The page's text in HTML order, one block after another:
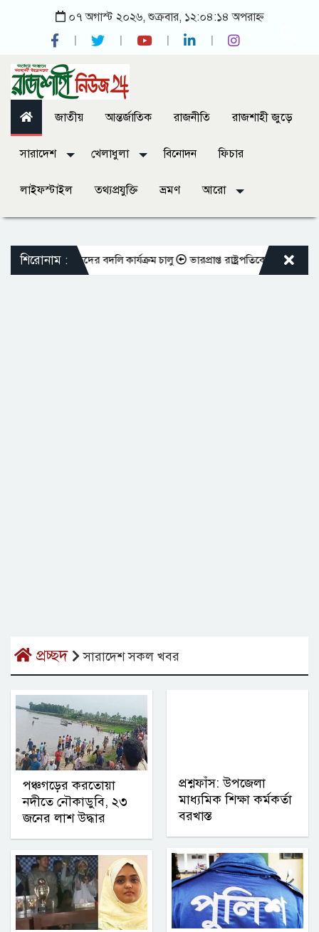
০৭ অগাস্ট ২০২৬, শুক্রবার, ১২:০৪:১৪ অপরাহ্ন
জাতীয় আন্তর্জাতিক রাজনীতি রাজশাহী জুড়ে
সারাদেশ খেলাধুলা বিনোদন ফিচার
লাইফস্টাইল তথ্যপ্রযুক্তি ভ্রমণ আরো
শিরোনাম :
শিক্ষকদের বদলি কার্যক্রম চালু ভারপ্রাপ্ত রাষ্ট্রপতিকে শুভেচ্ছা
প্রচ্ছদ সারাদেশ সকল খবর
পঞ্চগড়ের করতোয়া
নদীতে নৌকাডুবি, ২৩
জনের লাশ উদ্ধার
প্রশ্নফাঁস: উপজেলা
মাধ্যমিক শিক্ষা কর্মকর্তা
বরখাস্ত